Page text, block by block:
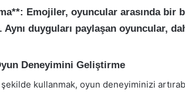
Emojiler, oyuncular arasında bir
duyguları paylaşan oyuncular,
Deneyimini Geliştirme
kullanmak, oyun deneyiminizi